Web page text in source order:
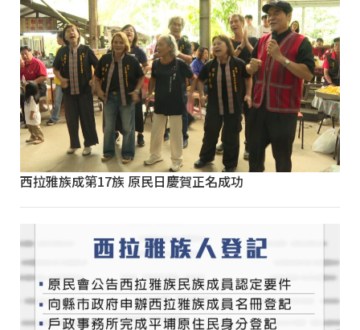
西拉雅族成第17族 原民日慶賀正名成功